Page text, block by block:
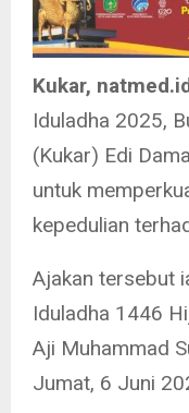
Kukar,
Iduladha 2025,
(Kukar) Edi
untuk
kepedulian
Ajakan tersebut
Iduladha 1446
Aji Muhammad
Jumat, 6 Juni